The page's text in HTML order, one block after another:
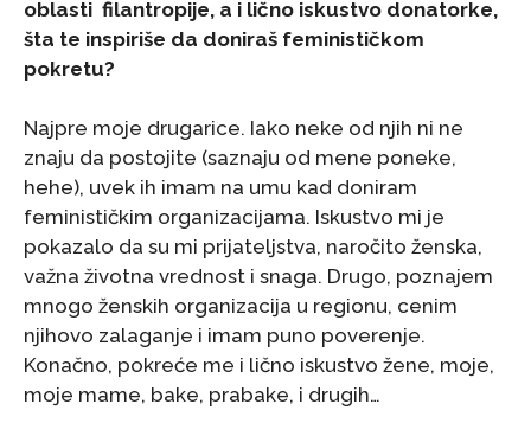
oblasti filantropije, a i lično iskustvo donatorke,
šta te inspiriše da doniraš feminističkom
pokretu?
Najpre moje drugarice. Iako neke od njih ni ne
znaju da postojite (saznaju od mene poneke,
hehe), uvek ih imam na umu kad doniram
feminističkim organizacijama. Iskustvo mi je
pokazalo da su mi prijateljstva, naročito ženska,
važna životna vrednost i snaga. Drugo, poznajem
mnogo ženskih organizacija u regionu, cenim
njihovo zalaganje i imam puno poverenje.
Konačno, pokreće me i lično iskustvo žene, moje,
moje mame, bake, prabake, i drugih…